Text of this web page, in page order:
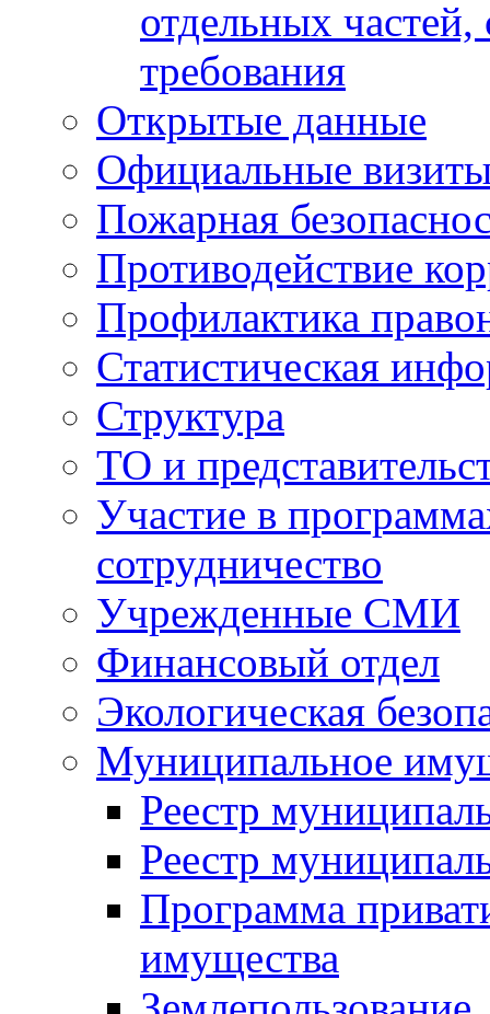
отдельных
требования
Открытые данные
Официальные
Пожарная
Противодействие
Профилактика
Статистическая
Структура
ТО и
Участие в
сотрудничество
Учрежденные СМИ
Финансовый отдел
Экологическая
Муниципальное
Реестр
Реестр
Программа
имущества